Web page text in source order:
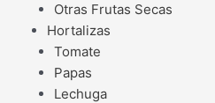
Otras Frutas Secas
Hortalizas
Tomate
Papas
Lechuga